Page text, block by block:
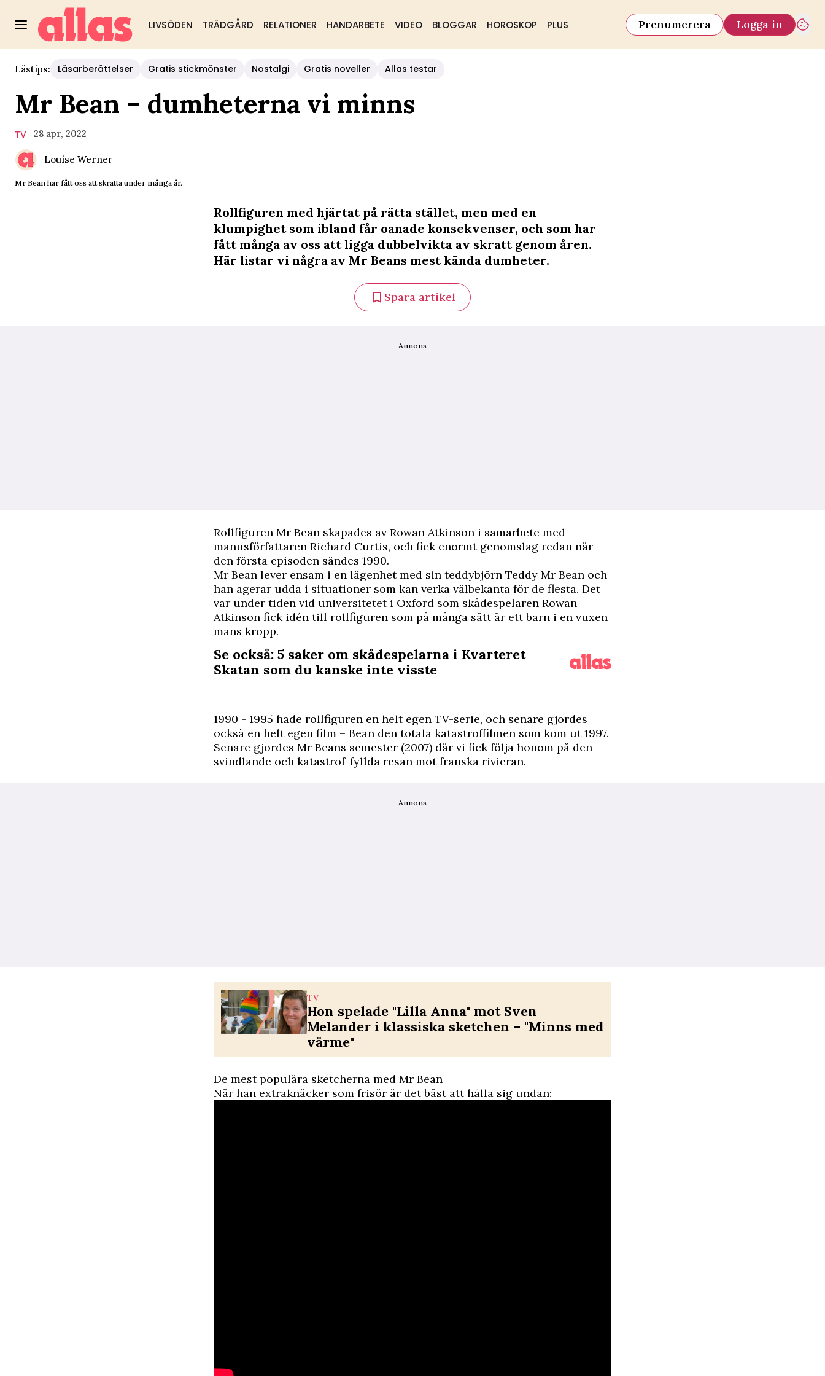
LIVSÖDEN TRÄDGÅRD RELATIONER HANDARBETE VIDEO BLOGGAR HOROSKOP PLUS Prenumerera Logga in
Lästips: Läsarberättelser Gratis stickmönster Nostalgi Gratis noveller Allas testar
Mr Bean – dumheterna vi minns
TV 28 apr, 2022
Louise Werner
Mr Bean har fått oss att skratta under många år.
Rollfiguren med hjärtat på rätta stället, men med en
klumpighet som ibland får oanade konsekvenser, och som har
fått många av oss att ligga dubbelvikta av skratt genom åren.
Här listar vi några av Mr Beans mest kända dumheter.
Spara artikel
Annons
Rollfiguren Mr Bean skapades av Rowan Atkinson i samarbete med
manusförfattaren Richard Curtis, och fick enormt genomslag redan när
den första episoden sändes 1990.
Mr Bean lever ensam i en lägenhet med sin teddybjörn Teddy Mr Bean och
han agerar udda i situationer som kan verka välbekanta för de flesta. Det
var under tiden vid universitetet i Oxford som skådespelaren Rowan
Atkinson fick idén till rollfiguren som på många sätt är ett barn i en vuxen
mans kropp.
Se också: 5 saker om skådespelarna i Kvarteret
Skatan som du kanske inte visste
1990 - 1995 hade rollfiguren en helt egen TV-serie, och senare gjordes
också en helt egen film – Bean den totala katastroffilmen som kom ut 1997.
Senare gjordes Mr Beans semester (2007) där vi fick följa honom på den
svindlande och katastrof-fyllda resan mot franska rivieran.
Annons
TV
Hon spelade "Lilla Anna" mot Sven
Melander i klassiska sketchen – "Minns med
värme"
De mest populära sketcherna med Mr Bean
När han extraknäcker som frisör är det bäst att hålla sig undan: